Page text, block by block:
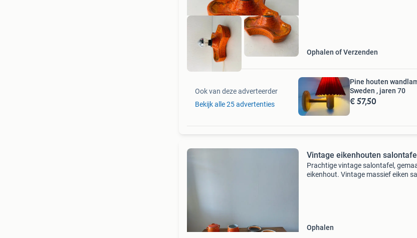
Ophalen of Verzenden
Ook van deze adverteerder
Bekijk alle 25 advertenties
Pine houten
Sweden , jaren 70
€ 57,50
Vintage eikenhouten
Prachtige vintage salontafel,
eikenhout. Vintage massief eiken
Ophalen